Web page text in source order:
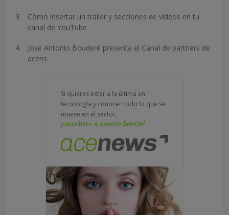
Cómo insertar un tráiler y secciones de vídeos en tu
canal de YouTube
José Antonio Bouderé presenta el Canal de partners de
acens
Si quieres estar a la última en
tecnología y conocer todo lo que se
mueve en el sector,
¡suscríbete a nuestro boletín!